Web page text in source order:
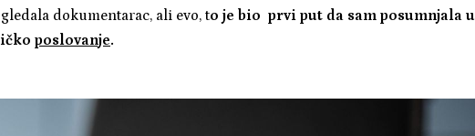
dokumentarac, ali evo, to je bio prvi put da sam posumnjala u
poslovanje.